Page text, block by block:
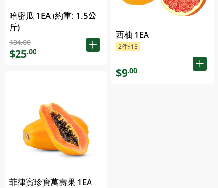
哈密瓜 1EA (約重: 1.5公
斤)
$34.00
$25.00
菲律賓珍寶萬壽果 1EA
西柚 1EA
2件$15
$9.00